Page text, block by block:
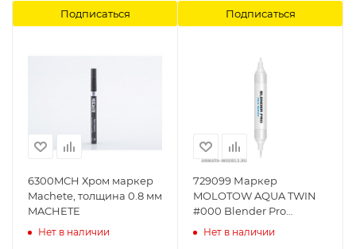
Подписаться Подписаться
6300MCH Хром маркер
Machete, толщина 0.8 мм
MACHETE
Нет в наличии
729099 Маркер
MOLOTOW AQUA TWIN
#000 Blender Pro
MOLOTOW
Нет в наличии